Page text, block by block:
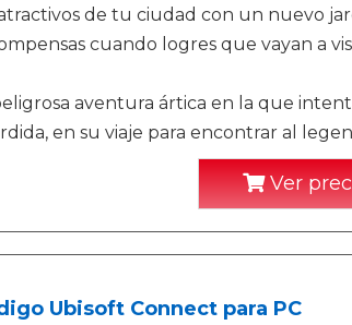
de tu ciudad con un nuevo
cuando logres que vayan a
aventura ártica en la que
en su viaje para encontrar al
Ver
Ubisoft Connect para PC